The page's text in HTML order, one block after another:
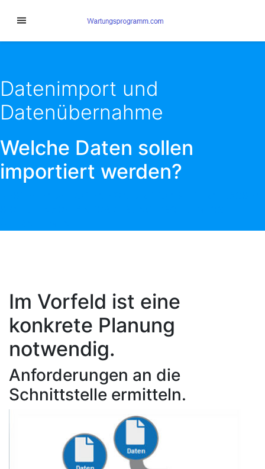
Datenimport und
Datenübernahme
Welche Daten sollen
importiert werden?
Im Vorfeld ist eine
konkrete Planung
notwendig.
Anforderungen an die
Schnittstelle ermitteln.